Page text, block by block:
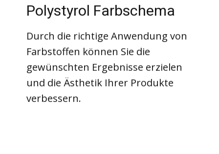
Polystyrol Farbschema
Durch die richtige Anwendung von
Farbstoffen können Sie die
gewünschten Ergebnisse erzielen
und die Ästhetik Ihrer Produkte
verbessern.